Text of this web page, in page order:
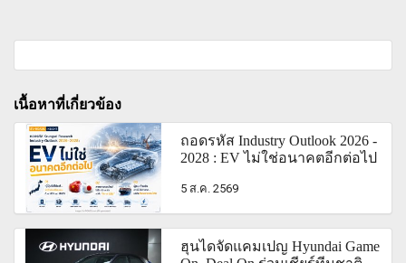
เนื้อหาที่เกี่ยวข้อง
ถอดรหัส Industry Outlook 2026 -
2028 : EV ไม่ใช่อนาคตอีกต่อไป
5 ส.ค. 2569
ฮุนไดจัดแคมเปญ Hyundai Game